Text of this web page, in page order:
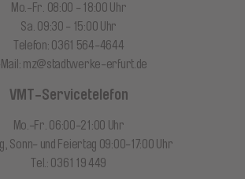
Mo.-Fr. 08:00 - 18:00 Uhr
Sa. 09:30 - 15:00 Uhr
Telefon: 0361 564-4644
mz@stadtwerke-erfurt.de
VMT-Servicetelefon
Mo.-Fr. 06:00-21:00 Uhr
Sonn- und Feiertag 09:00-17:00 Uhr
Tel.: 0361 19 449